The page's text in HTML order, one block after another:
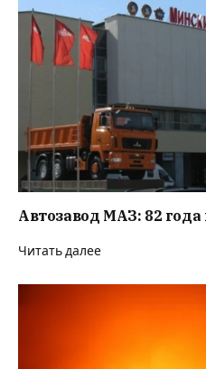
Автозавод МАЗ: 82
Читать далее